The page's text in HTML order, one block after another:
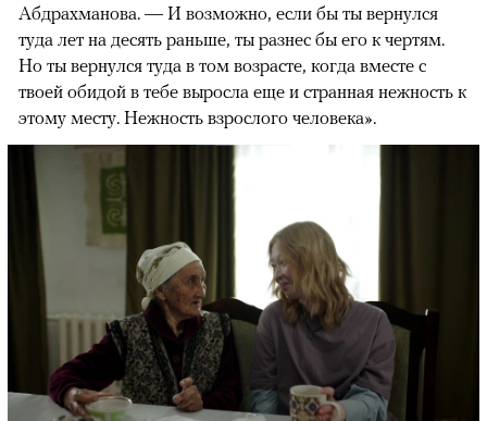
Абдрахманова. — И возможно, если бы ты вернулся
туда лет на десять раньше, ты разнес бы его к чертям.
Но ты вернулся туда в том возрасте, когда вместе с
твоей обидой в тебе выросла еще и странная нежность к
этому месту. Нежность взрослого человека».